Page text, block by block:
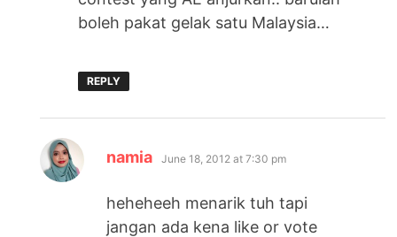
boleh pakat gelak satu Malaysia…
REPLY
namia says:
June 18, 2012 at 7:30 pm
heheheeh menarik tuh tapi
jangan ada kena like or vote